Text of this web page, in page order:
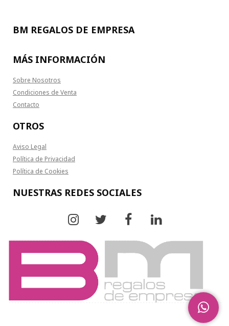
BM REGALOS DE EMPRESA
MÁS INFORMACIÓN
Sobre Nosotros
Condiciones de Venta
Contacto
OTROS
Aviso Legal
Política de Privacidad
Política de Cookies
NUESTRAS REDES SOCIALES